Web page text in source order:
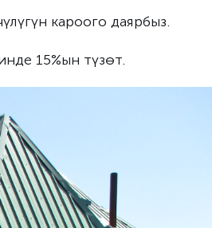
кароого даярбыз.
15%ын түзөт.